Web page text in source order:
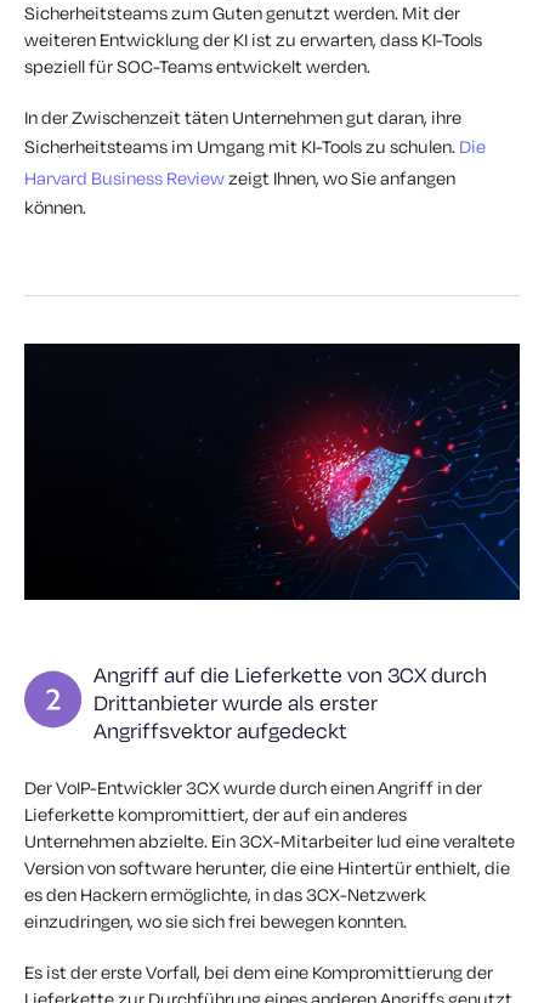
Sicherheitsteams zum Guten genutzt werden. Mit der
weiteren Entwicklung der KI ist zu erwarten, dass KI-Tools
speziell für SOC-Teams entwickelt werden.
In der Zwischenzeit täten Unternehmen gut daran, ihre
Sicherheitsteams im Umgang mit KI-Tools zu schulen. Die
Harvard Business Reviewzeigt Ihnen, wo Sie anfangen
können.
Angriff auf die Lieferkette von 3CX durch
Drittanbieter wurde als erster
Angriffsvektor aufgedeckt
Der VoIP-Entwickler 3CX wurde durch einen Angriff in der
Lieferkette kompromittiert, der auf ein anderes
Unternehmen abzielte. Ein 3CX-Mitarbeiter lud eine veraltete
Version von software herunter, die eine Hintertür enthielt, die
es den Hackern ermöglichte, in das 3CX-Netzwerk
einzudringen, wo sie sich frei bewegen konnten.
Es ist der erste Vorfall, bei dem eine Kompromittierung der